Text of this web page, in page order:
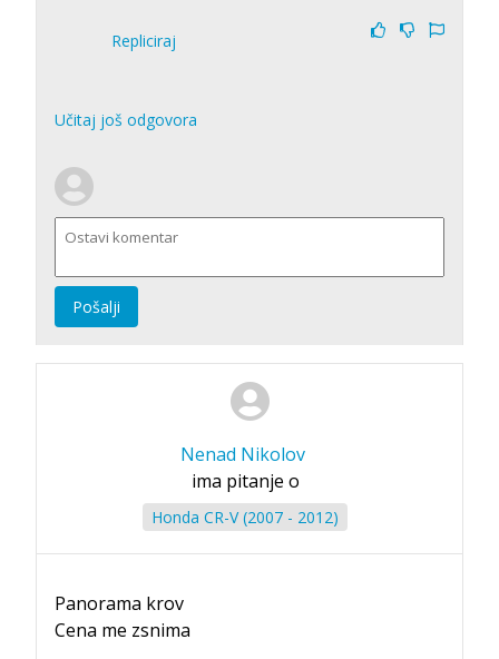
Repliciraj
Učitaj još odgovora
Pošalji
Nenad Nikolov
ima pitanje o
Honda CR-V (2007 - 2012)
Panorama krov
Cena me zsnima